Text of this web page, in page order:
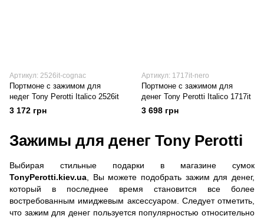
Артикул: 2526it-cognac
Портмоне с зажимом для
недег Tony Perotti Italico 2526it
3 172 грн
Артикул: 1717it-nero
Портмоне с зажимом для
денег Tony Perotti Italico 1717it
3 698 грн
Зажимы для денег Tony Perotti
Выбирая стильные подарки в магазине сумок
TonyPerotti.kiev.ua , Вы можете подобрать зажим для денег,
который в последнее время становится все более
востребованным имиджевым аксессуаром. Следует отметить,
что зажим для денег пользуется популярностью относительно